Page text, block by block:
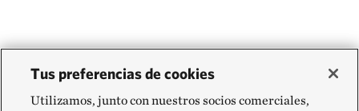
Tus preferencias de cookies
Utilizamos, junto con nuestros socios comerciales,